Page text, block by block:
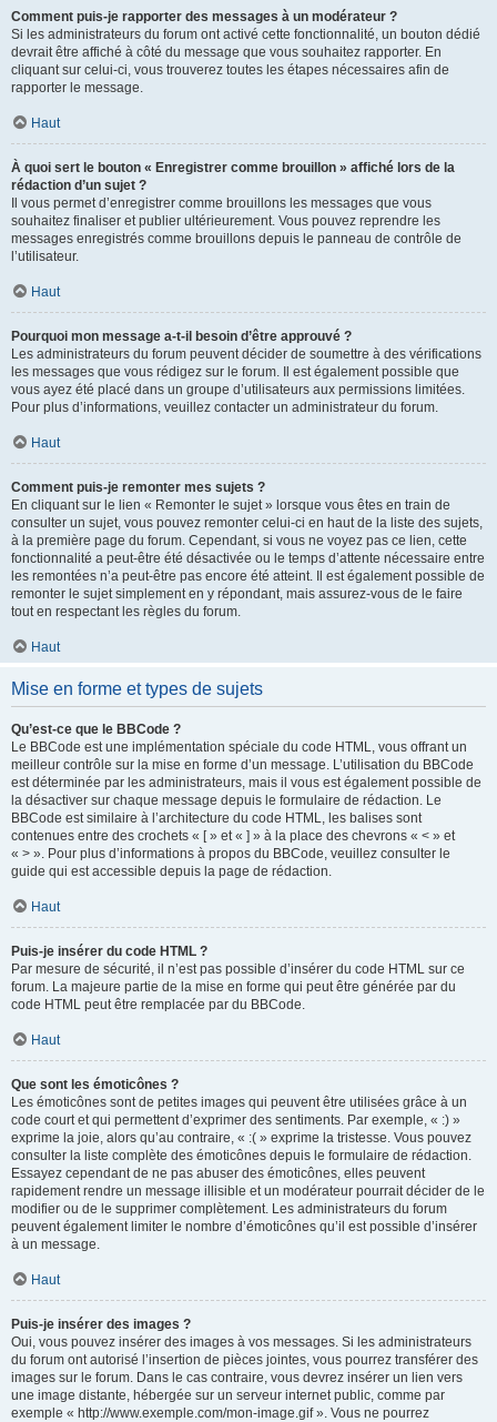
Comment puis-je rapporter des messages à un modérateur ?
Si les administrateurs du forum ont activé cette fonctionnalité, un bouton dédié
devrait être affiché à côté du message que vous souhaitez rapporter. En
cliquant sur celui-ci, vous trouverez toutes les étapes nécessaires afin de
rapporter le message.
Haut
À quoi sert le bouton « Enregistrer comme brouillon » affiché lors de la
rédaction d’un sujet ?
Il vous permet d’enregistrer comme brouillons les messages que vous
souhaitez finaliser et publier ultérieurement. Vous pouvez reprendre les
messages enregistrés comme brouillons depuis le panneau de contrôle de
l’utilisateur.
Haut
Pourquoi mon message a-t-il besoin d’être approuvé ?
Les administrateurs du forum peuvent décider de soumettre à des vérifications
les messages que vous rédigez sur le forum. Il est également possible que
vous ayez été placé dans un groupe d’utilisateurs aux permissions limitées.
Pour plus d’informations, veuillez contacter un administrateur du forum.
Haut
Comment puis-je remonter mes sujets ?
En cliquant sur le lien « Remonter le sujet » lorsque vous êtes en train de
consulter un sujet, vous pouvez remonter celui-ci en haut de la liste des sujets,
à la première page du forum. Cependant, si vous ne voyez pas ce lien, cette
fonctionnalité a peut-être été désactivée ou le temps d’attente nécessaire entre
les remontées n’a peut-être pas encore été atteint. Il est également possible de
remonter le sujet simplement en y répondant, mais assurez-vous de le faire
tout en respectant les règles du forum.
Haut
Mise en forme et types de sujets
Qu’est-ce que le BBCode ?
Le BBCode est une implémentation spéciale du code HTML, vous offrant un
meilleur contrôle sur la mise en forme d’un message. L’utilisation du BBCode
est déterminée par les administrateurs, mais il vous est également possible de
la désactiver sur chaque message depuis le formulaire de rédaction. Le
BBCode est similaire à l’architecture du code HTML, les balises sont
contenues entre des crochets « [ » et « ] » à la place des chevrons « < » et
« > ». Pour plus d’informations à propos du BBCode, veuillez consulter le
guide qui est accessible depuis la page de rédaction.
Haut
Puis-je insérer du code HTML ?
Par mesure de sécurité, il n’est pas possible d’insérer du code HTML sur ce
forum. La majeure partie de la mise en forme qui peut être générée par du
code HTML peut être remplacée par du BBCode.
Haut
Que sont les émoticônes ?
Les émoticônes sont de petites images qui peuvent être utilisées grâce à un
code court et qui permettent d’exprimer des sentiments. Par exemple, « :) »
exprime la joie, alors qu’au contraire, « :( » exprime la tristesse. Vous pouvez
consulter la liste complète des émoticônes depuis le formulaire de rédaction.
Essayez cependant de ne pas abuser des émoticônes, elles peuvent
rapidement rendre un message illisible et un modérateur pourrait décider de le
modifier ou de le supprimer complètement. Les administrateurs du forum
peuvent également limiter le nombre d’émoticônes qu’il est possible d’insérer
à un message.
Haut
Puis-je insérer des images ?
Oui, vous pouvez insérer des images à vos messages. Si les administrateurs
du forum ont autorisé l’insertion de pièces jointes, vous pourrez transférer des
images sur le forum. Dans le cas contraire, vous devrez insérer un lien vers
une image distante, hébergée sur un serveur internet public, comme par
exemple « http://www.exemple.com/mon-image.gif ». Vous ne pourrez